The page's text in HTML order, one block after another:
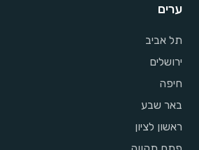
ערים
תל אביב
ירושלים
חיפה
באר שבע
ראשון לציון